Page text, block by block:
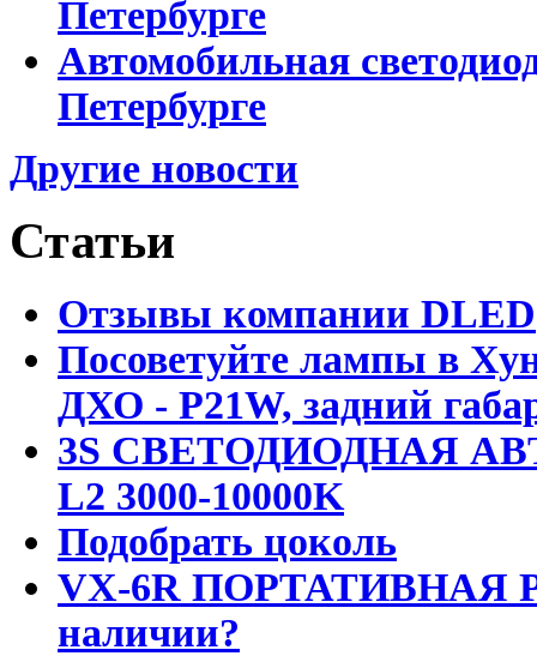
Петербурге
Автомобильная
Петербурге
Другие новости
Статьи
Отзывы компании DLED
Посоветуйте лампы в
ДХО - P21W, задний
3S СВЕТОДИОДНАЯ
L2 3000-10000K
Подобрать цоколь
VX-6R ПОРТАТИВНАЯ
наличии?